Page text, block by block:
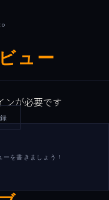
ュー
ンが必要です
を書きましょう！